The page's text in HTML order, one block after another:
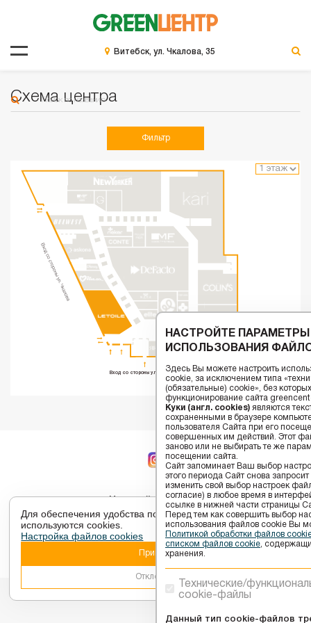
Витебск, ул. Чкалова, 35
Схема центра
Фильтр
Вход со стороны ул. Воинов-Интернационалистов
Настройки cookies
2026 © ТЦ GREENЦЕНТР - Торговый центр в Витебске.
Разработка сайта - Компания ARIOL
Для обеспечения удобства пользователей сайта
используются cookies.
Настройка файлов cookies
Принять
Отклонить
НАСТРОЙТЕ ПАРАМЕТРЫ
ИСПОЛЬЗОВАНИЯ
Здесь Вы можете настроить
cookie, за исключением типа
(обязательные) cookie», без
функционирование сайта
Куки (англ. cookies) являются
сохраненными в браузере
пользователя Сайта при его
совершенных им действий. Этот
заново или не выбирать те же
посещении сайта.
Сайт запоминает Ваш выбор
этого периода Сайт снова
изменить свой выбор настроек
согласие) в любое время в
ссылке в нижней части страницы
Перед тем как совершить выбор
использования файлов сookie Вы
Политикой обработки файлов
списком файлов cookie ,
хранения.
Технические/
cookie-файлы
Данный тип cookie-файлов